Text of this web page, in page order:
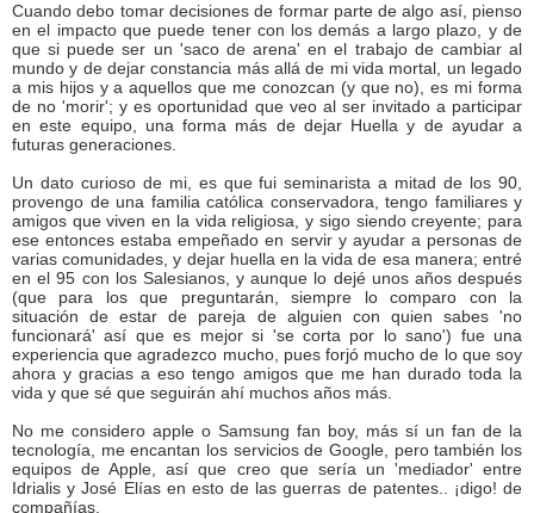
Cuando debo tomar decisiones de formar parte de algo así, pienso
en el impacto que puede tener con los demás a largo plazo, y de
que si puede ser un 'saco de arena' en el trabajo de cambiar al
mundo y de dejar constancia más allá de mi vida mortal, un legado
a mis hijos y a aquellos que me conozcan (y que no), es mi forma
de no 'morir'; y es oportunidad que veo al ser invitado a participar
en este equipo, una forma más de dejar Huella y de ayudar a
futuras generaciones.
Un dato curioso de mi, es que fui seminarista a mitad de los 90,
provengo de una familia católica conservadora, tengo familiares y
amigos que viven en la vida religiosa, y sigo siendo creyente; para
ese entonces estaba empeñado en servir y ayudar a personas de
varias comunidades, y dejar huella en la vida de esa manera; entré
en el 95 con los Salesianos, y aunque lo dejé unos años después
(que para los que preguntarán, siempre lo comparo con la
situación de estar de pareja de alguien con quien sabes 'no
funcionará' así que es mejor si 'se corta por lo sano') fue una
experiencia que agradezco mucho, pues forjó mucho de lo que soy
ahora y gracias a eso tengo amigos que me han durado toda la
vida y que sé que seguirán ahí muchos años más.
No me considero apple o Samsung fan boy, más sí un fan de la
tecnología, me encantan los servicios de Google, pero también los
equipos de Apple, así que creo que sería un 'mediador' entre
Idrialis y José Elías en esto de las guerras de patentes.. ¡digo! de
compañías.